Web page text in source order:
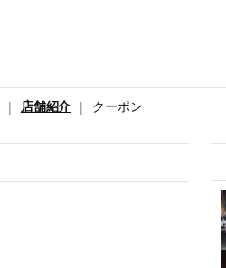
店舗紹介 クーポン